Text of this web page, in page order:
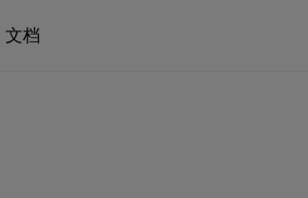
文档